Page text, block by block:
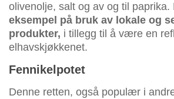
olivenolje, salt og av og til paprika.
eksempel på bruk av lokale og
produkter, i tillegg til å være en
elhavskjøkkenet.
Fennikelpotet
Denne retten, også populær i